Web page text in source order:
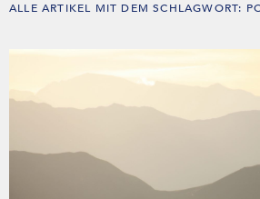
ALLE ARTIKEL MIT DEM SCHLAGWORT: